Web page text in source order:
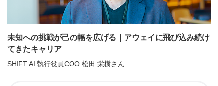
未知への挑戦が己の幅を広げる｜アウェイに飛び込み続け
てきたキャリア
SHIFT AI 執行役員COO 松田 栄樹さん